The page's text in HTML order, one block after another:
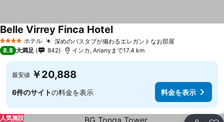
4 ホテルのランク
ホテル 深めのバスタブが備わるエレガントなお部屋料金を表示
Belle Virrey Finca Hotel料金を表示
8.8 大満足 842 インカ, Arianyまで17.4 km
最安値 ￥20,888
6件のサイトの料金を表示 料金を表示
人気施設